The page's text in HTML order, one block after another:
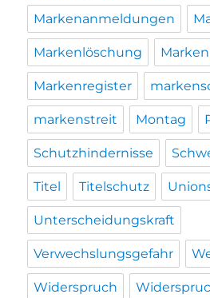
Markenanmeldungen
Markenlöschung
Markenregister
markenstreit Montag
Schutzhindernisse
Titel Titelschutz
Unterscheidungskraft
Verwechslungsgefahr
Widerspruch